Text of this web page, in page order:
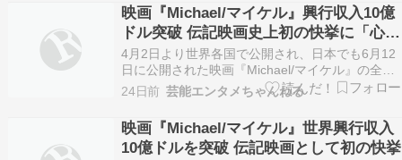
映画『Michael/マイケル』興行収入10億
ドル突破 伝記映画史上初の快挙に「心か
ら感謝」
4月2日より世界各国で公開され、日本でも6月12
日に公開された映画『Michael/マイケル』の全世
界累計興行収入が遂に10.01億ドル(※約1600億
円)となったことが、発表された。 続きを読む ≫
Michaelマイケル 映画
24日前 芸能エンタメちゃんねる
映画『Michael/マイケル』世界興行収入
10億ドルを突破 伝記映画として初の快挙